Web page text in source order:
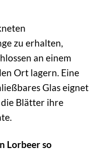
zu erhalten,
an einem
Ort lagern. Eine
Glas eignet
Blätter ihre
Lorbeer so